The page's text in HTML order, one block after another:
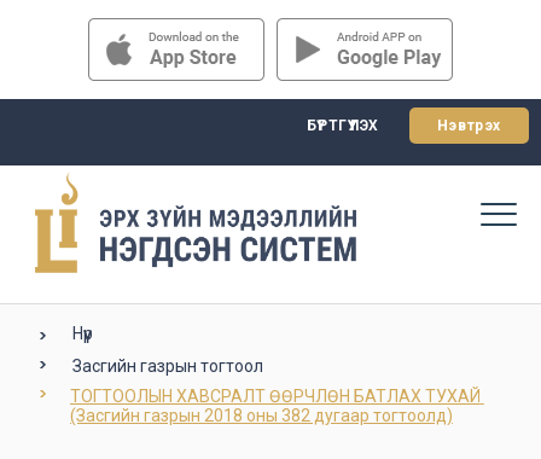
БҮРТГҮҮЛЭХ Нэвтрэх
Нүүр
Засгийн газрын тогтоол
ТОГТООЛЫН ХАВСРАЛТ ӨӨРЧЛӨН БАТЛАХ ТУХАЙ
(Засгийн газрын 2018 оны 382 дугаар тогтоолд)